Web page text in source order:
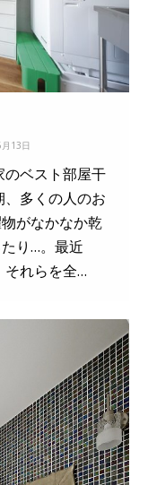
13日
ベスト部屋干
、多くの人のお
がなかなか乾
り…。最近
それらを全…